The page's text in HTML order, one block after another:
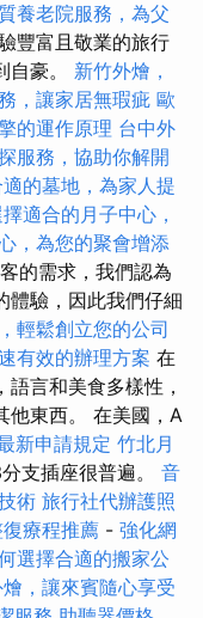
養老院服務，為父
豐富且敬業的旅行
自豪。 新竹外燴，
，讓家居無瑕疵 歐
的運作原理 台中外
服務，協助你解開
的墓地，為家人提
適合的月子中心，
，為您的聚會增添
的需求，我們認為
體驗，因此我們仔細
輕鬆創立您的公司
有效的辦理方案 在
言和美食多樣性，
他東西。 在美國，A
新申請規定 竹北月
支插座很普遍。 音
術 旅行社代辦護照
療程推薦 - 強化網
選擇合適的搬家公
，讓來賓隨心享受